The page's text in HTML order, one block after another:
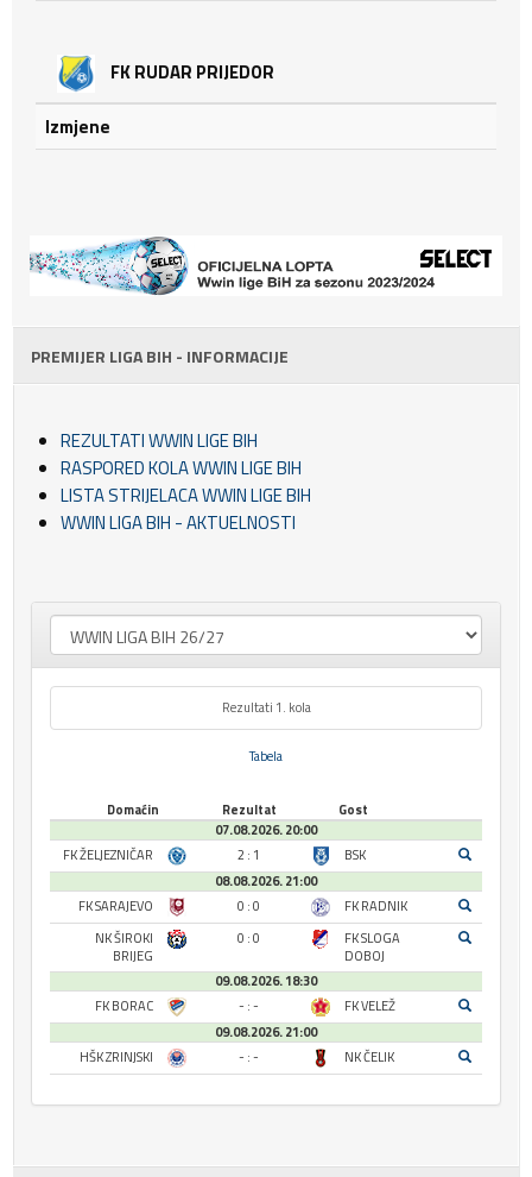
FK RUDAR PRIJEDOR
Izmjene
PREMIJER LIGA BIH - INFORMACIJE
REZULTATI WWIN LIGE BIH
RASPORED KOLA WWIN LIGE BIH
LISTA STRIJELACA WWIN LIGE BIH
WWIN LIGA BIH - AKTUELNOSTI
Rezultati 1. kola
Tabela
Domaćin Rezultat
Gost
07.08.2026. 20:00
FK ŽELJEZNIČAR
2 : 1
BSK
08.08.2026. 21:00
FK SARAJEVO
0 : 0
FK RADNIK
NK ŠIROKI
BRIJEG
0 : 0
FK SLOGA
DOBOJ
09.08.2026. 18:30
FK BORAC
- : -
FK VELEŽ
09.08.2026. 21:00
HŠK ZRINJSKI
- : - NK ČELIK